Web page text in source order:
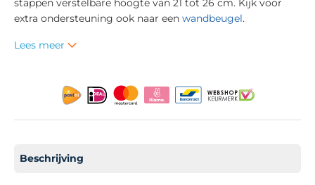
stappen verstelbare hoogte van 21 tot 26 cm. Kijk voor
extra ondersteuning ook naar een wandbeugel.
Lees meer
Beschrijving